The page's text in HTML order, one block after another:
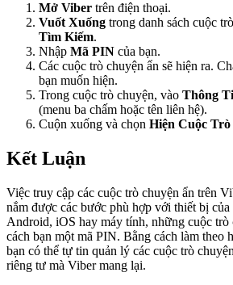
Mở Viber trên điện thoại.
Vuốt Xuống trong danh sách cuộc
Tìm Kiếm.
Nhập Mã PIN của bạn.
Các cuộc trò chuyện ẩn sẽ hiện ra.
bạn muốn hiện.
Trong cuộc trò chuyện, vào Thông
(menu ba chấm hoặc tên liên hệ).
Cuộn xuống và chọn Hiện Cuộc Trò
Kết Luận
Việc truy cập các cuộc trò chuyện ẩn trên
nắm được các bước phù hợp với thiết bị
Android, iOS hay máy tính, những cuộc
cách bạn một mã PIN. Bằng cách làm theo
bạn có thể tự tin quản lý các cuộc trò
riêng tư mà Viber mang lại.